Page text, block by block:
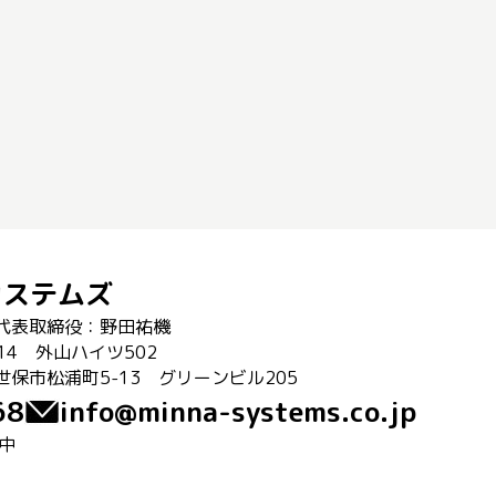
テムズ
取締役：野田祐機
外山ハイツ502
保市松浦町5-13 グリーンビル205
info@minna-systems.co.jp